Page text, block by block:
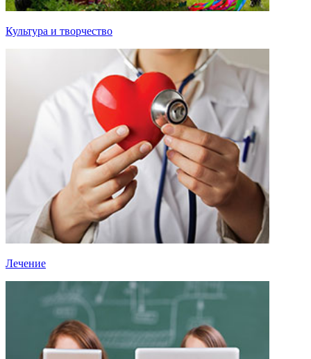
Культура и творчество
Лечение